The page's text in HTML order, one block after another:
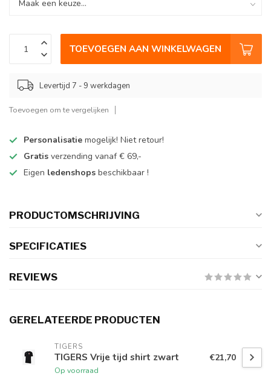
TOEVOEGEN AAN WINKELWAGEN
Levertijd 7 - 9 werkdagen
Toevoegen om te vergelijken
Personalisatie mogelijk! Niet retour!
Gratis verzending vanaf € 69,-
Eigen ledenshops beschikbaar !
PRODUCTOMSCHRIJVING
SPECIFICATIES
REVIEWS
GERELATEERDE PRODUCTEN
TIGERS
TIGERS Vrije tijd shirt zwart
Op voorraad
€21,70